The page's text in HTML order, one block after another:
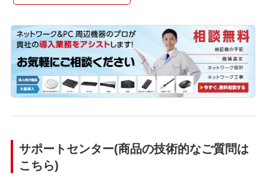
サポートセンター(商品の技術的なご質問は
こちら)